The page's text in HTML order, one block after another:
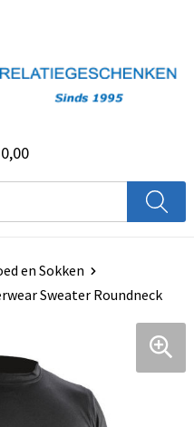
en Sokken
Sweater Roundneck